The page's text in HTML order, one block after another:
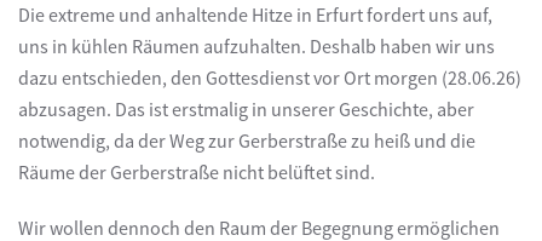
Die extreme und anhaltende Hitze in Erfurt fordert uns auf,
uns in kühlen Räumen aufzuhalten. Deshalb haben wir uns
dazu entschieden, den Gottesdienst vor Ort morgen (28.06.26)
abzusagen. Das ist erstmalig in unserer Geschichte, aber
notwendig, da der Weg zur Gerberstraße zu heiß und die
Räume der Gerberstraße nicht belüftet sind.
Wir wollen dennoch den Raum der Begegnung ermöglichen